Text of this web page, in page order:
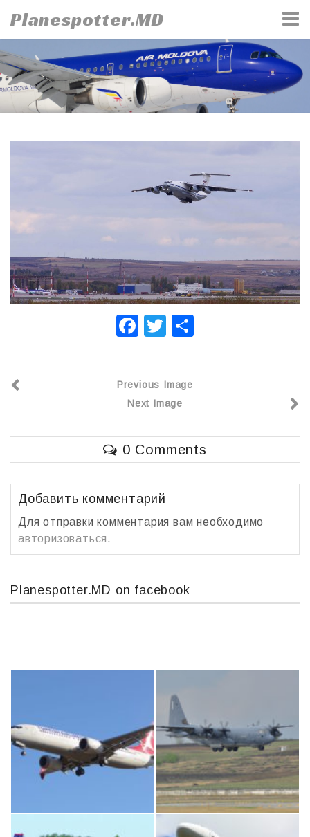
to
content
Planespotter.MD
F
e
b
o
o
k
T
er р
в
и
т
Previous Image
Next Image
0 Comments
Добавить комментарий
Для отправки комментария вам необходимо
авторизоваться.
Planespotter.MD on facebook